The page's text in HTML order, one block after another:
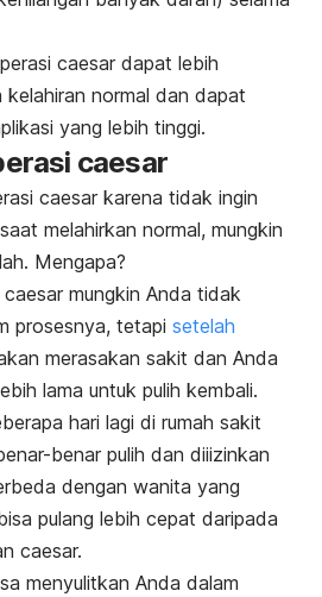
caesar dapat lebih
normal dan dapat
yang lebih tinggi.
caesar
caesar karena tidak ingin
melahirkan normal, mungkin
Mengapa?
mungkin Anda tidak
prosesnya, tetapi setelah
merasakan sakit dan Anda
lama untuk pulih kembali.
hari lagi di rumah sakit
benar pulih dan diiizinkan
dengan wanita yang
pulang lebih cepat daripada
caesar.
menyulitkan Anda dalam